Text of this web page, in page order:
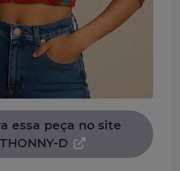
essa peça no site
THONNY-D